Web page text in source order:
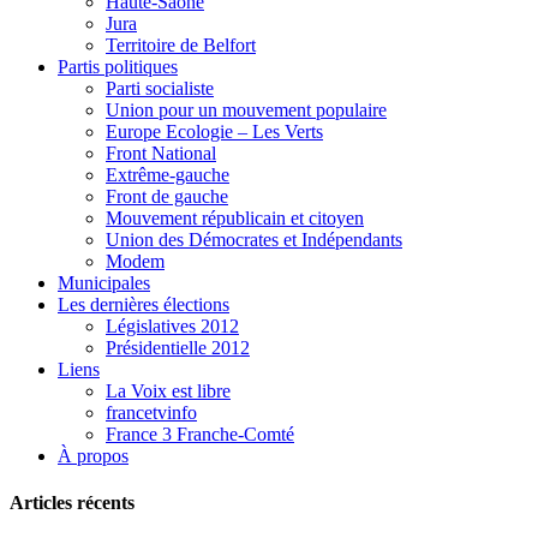
Jura
Territoire de Belfort
Partis politiques
Parti socialiste
Union pour un mouvement populaire
Europe Ecologie – Les Verts
Front National
Extrême-gauche
Front de gauche
Mouvement républicain et citoyen
Union des Démocrates et Indépendants
Modem
Municipales
Les dernières élections
Législatives 2012
Présidentielle 2012
Liens
La Voix est libre
francetvinfo
France 3 Franche-Comté
À propos
Articles récents